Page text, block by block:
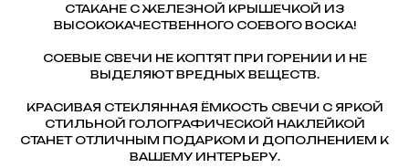
СТАКАНЕ С ЖЕЛЕЗНОЙ КРЫШЕЧКОЙ ИЗ
ВЫСОКОКАЧЕСТВЕННОГО СОЕВОГО ВОСКА!
СОЕВЫЕ СВЕЧИ НЕ КОПТЯТ ПРИ ГОРЕНИИ И НЕ
ВЫДЕЛЯЮТ ВРЕДНЫХ ВЕЩЕСТВ.
КРАСИВАЯ СТЕКЛЯННАЯ ЁМКОСТЬ СВЕЧИ C ЯРКОЙ
СТИЛЬНОЙ ГОЛОГРАФИЧЕСКОЙ НАКЛЕЙКОЙ
СТАНЕТ ОТЛИЧНЫМ ПОДАРКОМ И ДОПОЛНЕНИЕМ К
ВАШЕМУ ИНТЕРЬЕРУ.